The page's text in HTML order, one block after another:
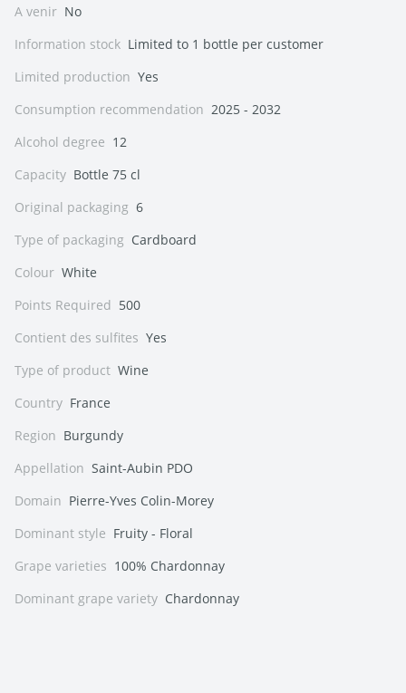
A venir No
Information stock Limited to 1 bottle per customer
Limited production Yes
Consumption recommendation 2025 - 2032
Alcohol degree 12
Capacity Bottle 75 cl
Original packaging 6
Type of packaging Cardboard
Colour White
Points Required 500
Contient des sulfites Yes
Type of product Wine
Country France
Region Burgundy
Appellation Saint-Aubin PDO
Domain Pierre-Yves Colin-Morey
Dominant style Fruity - Floral
Grape varieties 100% Chardonnay
Dominant grape variety Chardonnay